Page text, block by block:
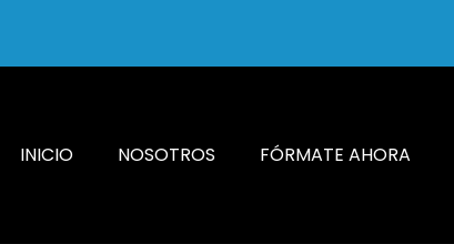
INICIO NOSOTROS FÓRMATE AHORA